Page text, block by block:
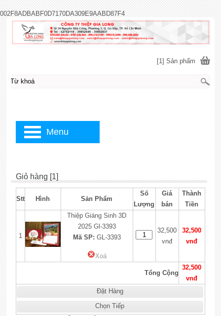
002F8ADBABF0D7170DA309E9AABD87F4
Giỏ hàng [1]
Stt Hình Sản Phẩm
Số
Lượng
Giá
bán
Thành
Tiền
1
Thiệp Giáng Sinh 3D
2025 Gl-3393
Mã SP: GL-3393
Xoá
32,500
vnđ
32,500
vnđ
Tổng Cộng
32,500
vnđ
Đặt Hàng
Chọn Tiếp
[1] Sản phẩm
Menu